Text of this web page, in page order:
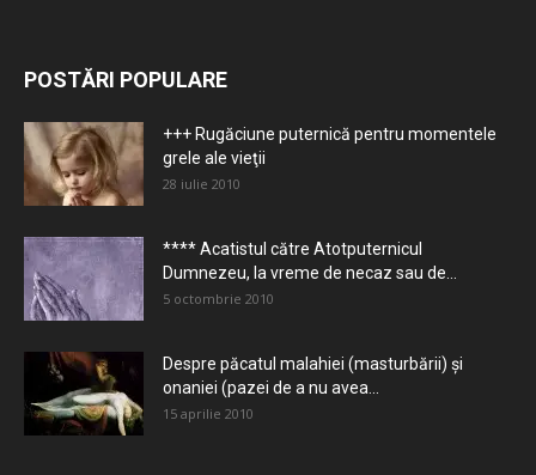
POSTĂRI POPULARE
+++ Rugăciune puternică pentru momentele
grele ale vieţii
28 iulie 2010
**** Acatistul către Atotputernicul
Dumnezeu, la vreme de necaz sau de...
5 octombrie 2010
Despre păcatul malahiei (masturbării) şi
onaniei (pazei de a nu avea...
15 aprilie 2010